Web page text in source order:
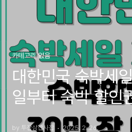
카테고리 없음
대한민국 숙박세
일부터 숙박 할인
배포
by 투잡삼잡사잡 2025. 2. 26.